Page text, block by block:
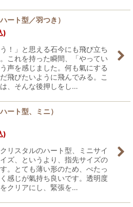
ート型／羽つき）
)
う！」と思える石今にも飛び立ち
これを持った瞬間、「やってい
声を感じました。何も氣にする
飛びたいように飛んでみる。こ
、そんな後押しをし…
ート型、ミニ）
)
リスタルのハート型、ミニサイ
ズ、というより、指先サイズの
。とても薄い形のため、ぺたっ
感じが氣持ち良いです。透明度
クリアにし、緊張を…